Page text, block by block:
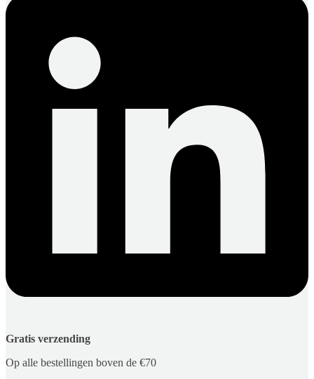
Gratis verzending
Op alle bestellingen boven de €70